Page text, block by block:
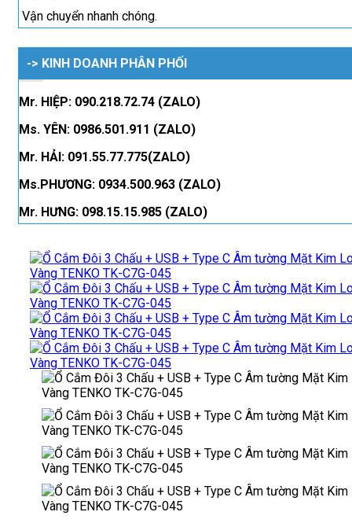
Vận chuyển nhanh chóng.
-> KINH DOANH PHÂN PHỐI
Mr. HIỆP: 090.218.72.74 (ZALO)
Ms. YÊN: 0986.501.911 (ZALO)
Mr. HẢI: 091.55.77.775(ZALO)
Ms.PHƯƠNG: 0934.500.963 (ZALO)
Mr. HƯNG: 098.15.15.985 (ZALO)